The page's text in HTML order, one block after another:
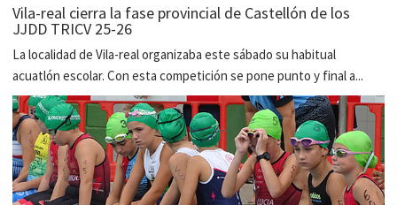
Vila-real cierra la fase provincial de Castellón de los
JJDD TRICV 25-26
La localidad de Vila-real organizaba este sábado su habitual
acuatlón escolar. Con esta competición se pone punto y final a...